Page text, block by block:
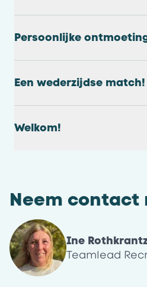
Persoonlijke
Een wederzijdse match!
Welkom!
Neem contact
Ine
Teamlead